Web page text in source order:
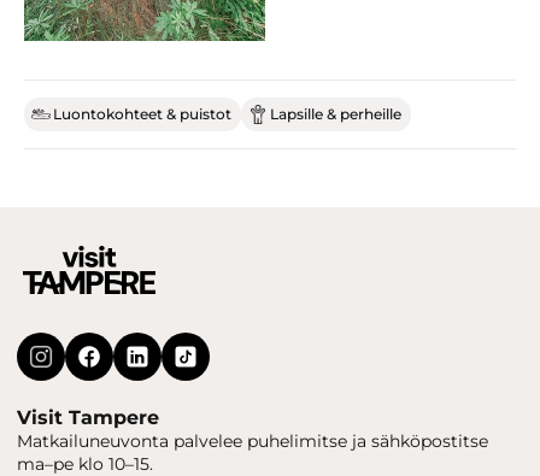
Luontokohteet & puistot Lapsille & perheille
Visit Tampere
Matkailuneuvonta palvelee puhelimitse ja sähköpostitse
ma–pe klo 10–15.